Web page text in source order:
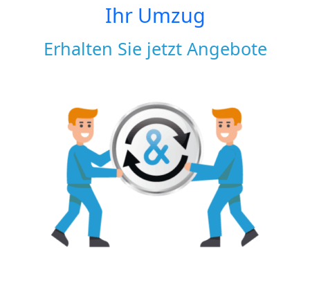
Ihr Umzug
Erhalten Sie jetzt Angebote